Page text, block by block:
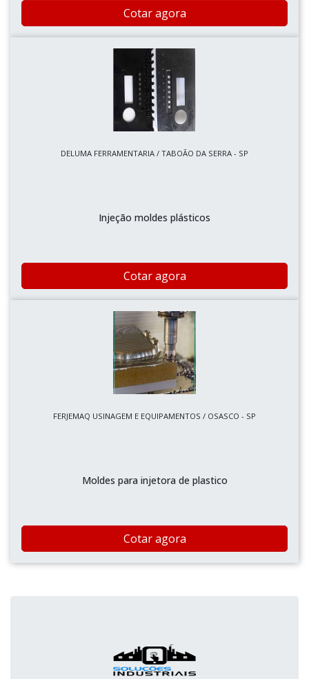
Cotar agora
DELUMA FERRAMENTARIA / TABOÃO DA SERRA - SP
Injeção moldes plásticos
Cotar agora
FERJEMAQ USINAGEM E EQUIPAMENTOS / OSASCO - SP
Moldes para injetora de plastico
Cotar agora